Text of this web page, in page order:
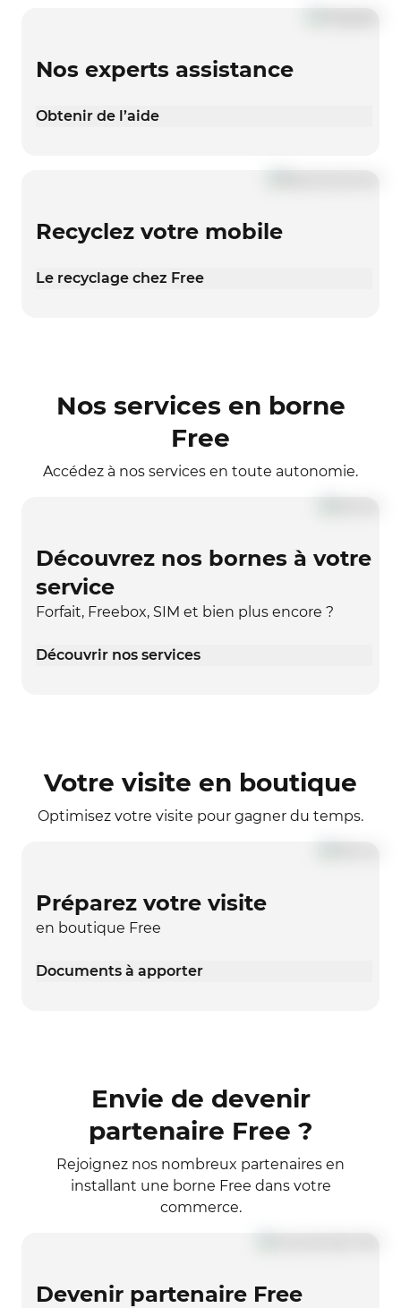
Nos experts assistance
Obtenir de l’aide
Recyclez votre mobile
Le recyclage chez Free
Nos services en borne
Free
Accédez à nos services en toute autonomie.
Découvrez nos bornes à votre
service
Forfait, Freebox, SIM et bien plus encore ?
Découvrir nos services
Votre visite en boutique
Optimisez votre visite pour gagner du temps.
Préparez votre visite
en boutique Free
Documents à apporter
Envie de devenir
partenaire Free ?
Rejoignez nos nombreux partenaires en
installant une borne Free dans votre
commerce.
Devenir partenaire Free